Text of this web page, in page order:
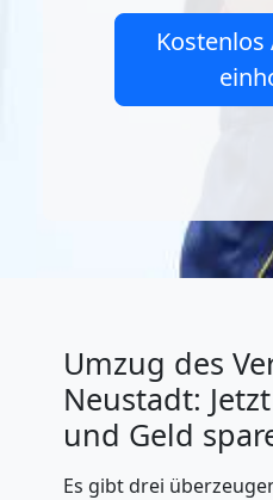
Umzug des
Neustadt:
und Geld
Es gibt drei